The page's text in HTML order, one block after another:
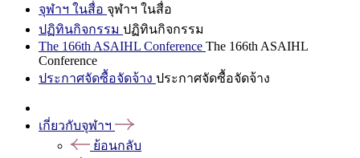
จุฬาฯ ในสื่อ จุฬาฯ ในสื่อ
ปฏิทินกิจกรรม ปฏิทินกิจกรรม
The 166th ASAIHL Conference The 166th ASAIHL
Conference
ประกาศจัดซื้อจัดจ้าง ประกาศจัดซื้อจัดจ้าง
เกี่ยวกับจุฬาฯ
ย้อนกลับ